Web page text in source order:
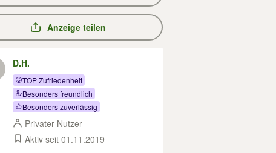
Anzeige teilen
D.H.
TOP Zufriedenheit
Besonders freundlich
Besonders zuverlässig
Privater Nutzer
Aktiv seit 01.11.2019